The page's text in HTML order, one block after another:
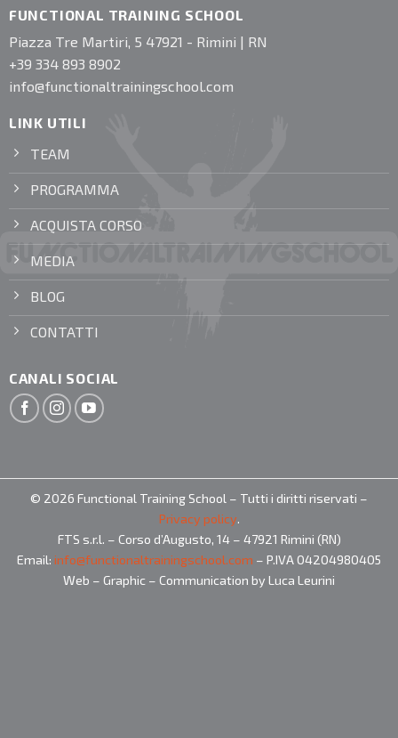
FUNCTIONAL TRAINING SCHOOL
Piazza Tre Martiri, 5 47921 - Rimini | RN
+39 334 893 8902
info@functionaltrainingschool.com
LINK UTILI
TEAM
PROGRAMMA
ACQUISTA CORSO
MEDIA
BLOG
CONTATTI
CANALI SOCIAL
© 2026 Functional Training School – Tutti i diritti riservati –
Privacy policy.
FTS s.r.l. – Corso d’Augusto, 14 – 47921 Rimini (RN)
Email: info@functionaltrainingschool.com – P.IVA 04204980405
Web – Graphic – Communication by Luca Leurini